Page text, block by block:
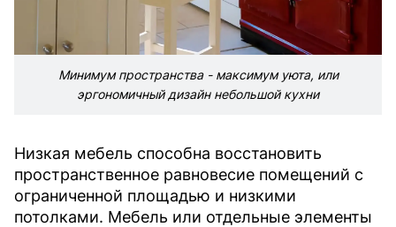
Минимум пространства - максимум уюта, или
эргономичный дизайн небольшой кухни
Низкая мебель способна восстановить
пространственное равновесие помещений с
ограниченной площадью и низкими
потолками. Мебель или отдельные элементы